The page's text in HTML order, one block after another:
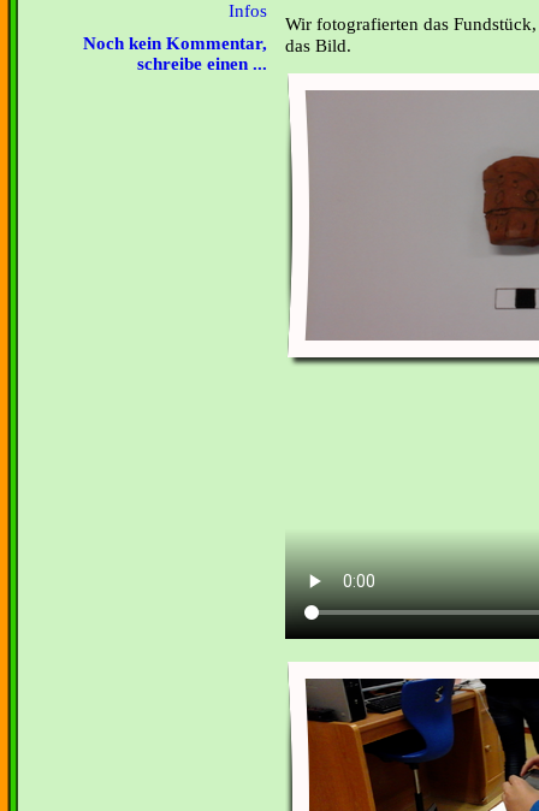
Infos
Noch kein Kommentar,
schreibe einen ...
Wir fotografierten das
das Bild.